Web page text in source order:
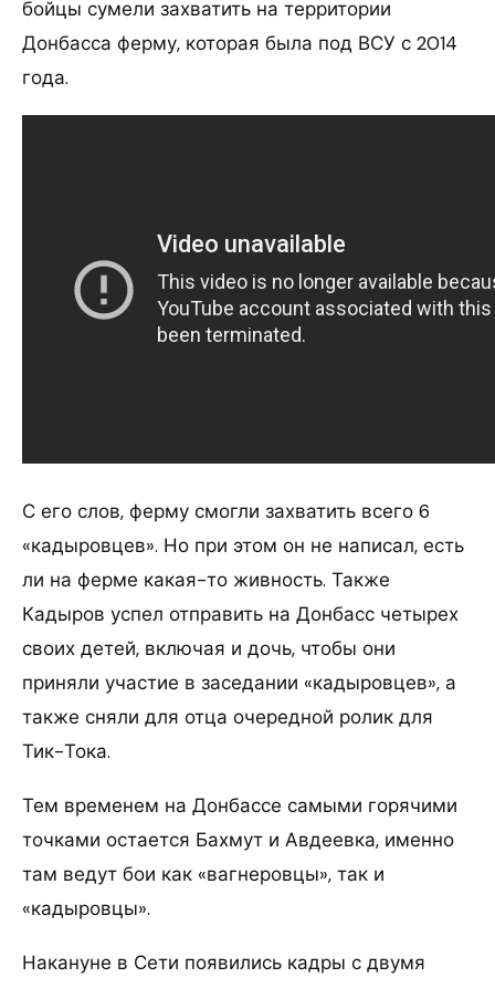
бойцы сумели захватить на территории
Донбасса ферму, которая была под ВСУ с 2014
года.
С его слов, ферму смогли захватить всего 6
«кадыровцев». Но при этом он не написал, есть
ли на ферме какая-то живность. Также
Кадыров успел отправить на Донбасс четырех
своих детей, включая и дочь, чтобы они
приняли участие в заседании «кадыровцев», а
также сняли для отца очередной ролик для
Тик-Тока.
Тем временем на Донбассе самыми горячими
точками остается Бахмут и Авдеевка, именно
там ведут бои как «вагнеровцы», так и
«кадыровцы».
Накануне в Сети появились кадры с двумя